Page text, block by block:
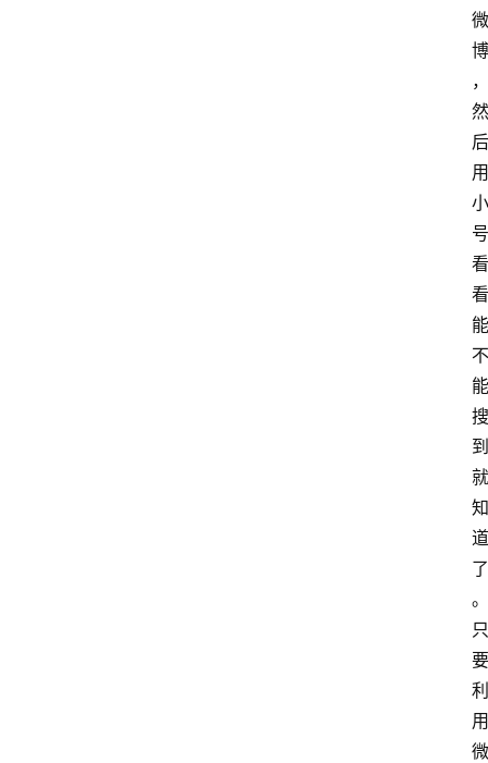
微
博
，
然
后
用
小
号
看
看
能
不
能
搜
到
就
知
道
了
。
只
要
利
用
微